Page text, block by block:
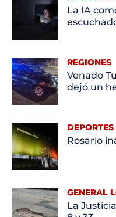
La IA
REGIONES
Venado
dejó un
DEPORTES
Rosario
GENERAL
La